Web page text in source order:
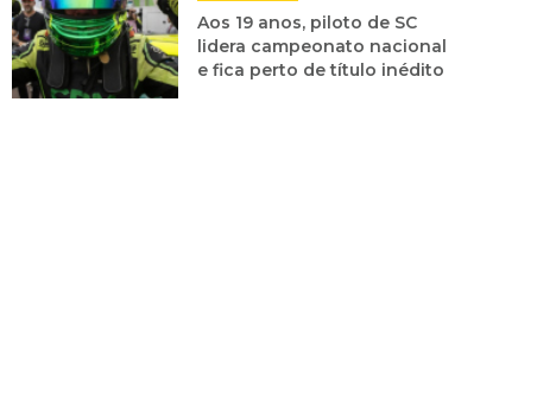
Aos 19 anos, piloto de SC
lidera campeonato nacional
e fica perto de título inédito